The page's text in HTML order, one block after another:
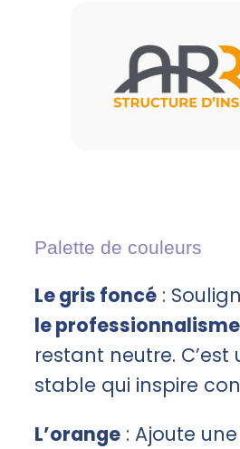
Palette de couleurs
Le gris foncé :
le professionnalisme
restant neutre.
stable qui inspire
L’orange : Ajoute